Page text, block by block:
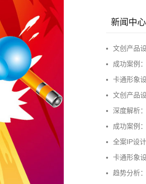
新闻中心
文创产品设计的
成功案例：品
卡通形象设计的
文创产品设计的
深度解析：文旅
成功案例：品
全案IP设计的长
卡通形象设计的
趋势分析：广州